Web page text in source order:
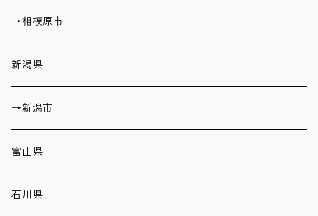
→相模原市
新潟県
→新潟市
富山県
石川県